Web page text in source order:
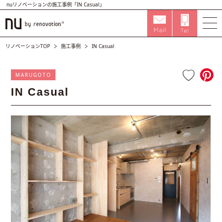
nuリノベーションの施工事例「IN Casual」
リノベーションTOP 施工事例 IN Casual
MARUGOTO
IN Casual